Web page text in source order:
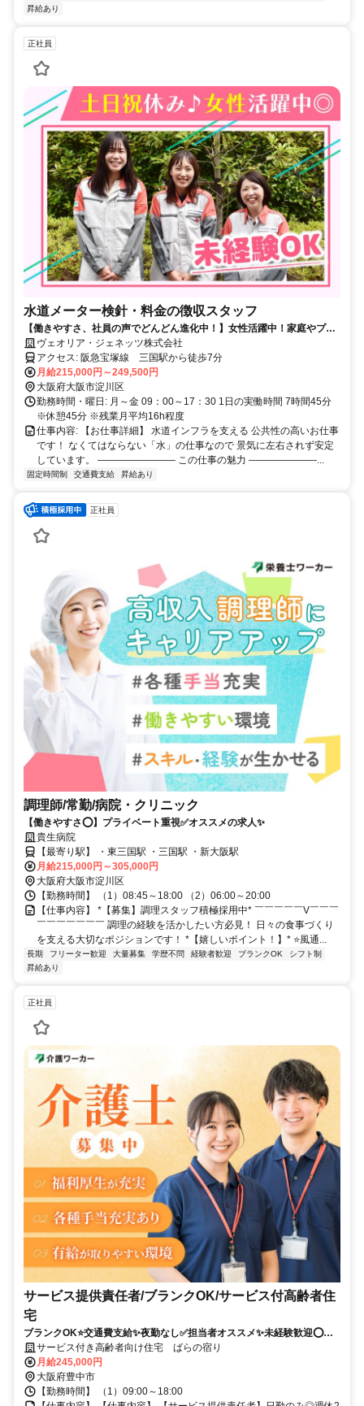
昇給あり
正社員
水道メーター検針・料金の徴収スタッフ
【働きやすさ、社員の声でどんどん進化中！】女性活躍中！家庭やプラ
イベートと両立可能／未経験OK／様々な制度が充実！土日祝休み
ヴェオリア・ジェネッツ株式会社
アクセス: 阪急宝塚線 三国駅から徒歩7分
月給215,000円～249,500円
大阪府大阪市淀川区
勤務時間・曜日: 月～金 09：00～17：30 1日の実働時間 7時間45分
※休憩45分 ※残業月平均16h程度
仕事内容: 【お仕事詳細】 水道インフラを支える 公共性の高いお仕事
です！ なくてはならない「水」の仕事なので 景気に左右されず安定
しています。 ―――――――― この仕事の魅力 ―――――――...
固定時間制 交通費支給 昇給あり
正社員
調理師/常勤/病院・クリニック
【働きやすさ⭕️】プライベート重視✅️オススメの求人✨
貴生病院
【最寄り駅】 ・東三国駅 ・三国駅 ・新大阪駅
月給215,000円～305,000円
大阪府大阪市淀川区
【勤務時間】 （1）08:45～18:00 （2）06:00～20:00
【仕事内容】 *【募集】調理スタッフ積極採用中* ￣￣￣￣￣V￣￣￣
￣￣￣￣￣￣￣ 調理の経験を活かしたい方必見！ 日々の食事づくり
を支える大切なポジションです！ *【嬉しいポイント！】* ⭐️風通...
長期 フリーター歓迎 大量募集 学歴不問 経験者歓迎 ブランクOK
シフト制
昇給あり
正社員
サービス提供責任者/ブランクOK/サービス付高齢者住
宅
ブランクOK⭐️交通費支給✨夜勤なし✅️担当者オススメ✨未経験歓迎⭕️研
修支援有✨経験者優遇
サービス付き高齢者向け住宅 ばらの宿り
月給245,000円
大阪府豊中市
【勤務時間】 （1）09:00～18:00